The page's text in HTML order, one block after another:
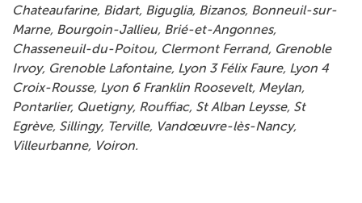
Chateaufarine, Bidart, Biguglia, Bizanos, Bonneuil-sur-
Marne, Bourgoin-Jallieu, Brié-et-Angonnes,
Chasseneuil-du-Poitou, Clermont Ferrand, Grenoble
Irvoy, Grenoble Lafontaine, Lyon 3 Félix Faure, Lyon 4
Croix-Rousse, Lyon 6 Franklin Roosevelt, Meylan,
Pontarlier, Quetigny, Rouffiac, St Alban Leysse, St
Egrève, Sillingy, Terville, Vandœuvre-lès-Nancy,
Villeurbanne, Voiron.